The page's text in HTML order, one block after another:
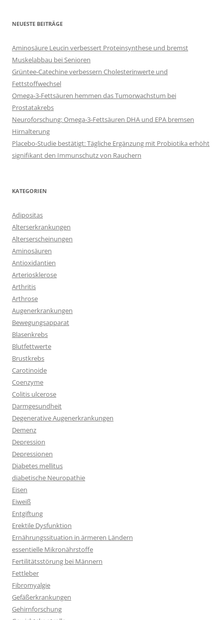
NEUESTE BEITRÄGE
Aminosäure Leucin verbessert Proteinsynthese und bremst
Muskelabbau bei Senioren
Grüntee-Catechine verbessern Cholesterinwerte und
Fettstoffwechsel
Omega-3-Fettsäuren hemmen das Tumorwachstum bei
Prostatakrebs
Neuroforschung: Omega-3-Fettsäuren DHA und EPA bremsen
Hirnalterung
Placebo-Studie bestätigt: Tägliche Ergänzung mit Probiotika erhöht
signifikant den Immunschutz von Rauchern
KATEGORIEN
Adipositas
Alterserkrankungen
Alterserscheinungen
Aminosäuren
Antioxidantien
Arteriosklerose
Arthritis
Arthrose
Augenerkrankungen
Bewegungsapparat
Blasenkrebs
Blutfettwerte
Brustkrebs
Carotinoide
Coenzyme
Colitis ulcerose
Darmgesundheit
Degenerative Augenerkrankungen
Demenz
Depression
Depressionen
Diabetes mellitus
diabetische Neuropathie
Eisen
Eiweiß
Entgiftung
Erektile Dysfunktion
Ernährungssituation in ärmeren Ländern
essentielle Mikronährstoffe
Fertilitätsstörung bei Männern
Fettleber
Fibromyalgie
Gefäßerkrankungen
Gehirnforschung